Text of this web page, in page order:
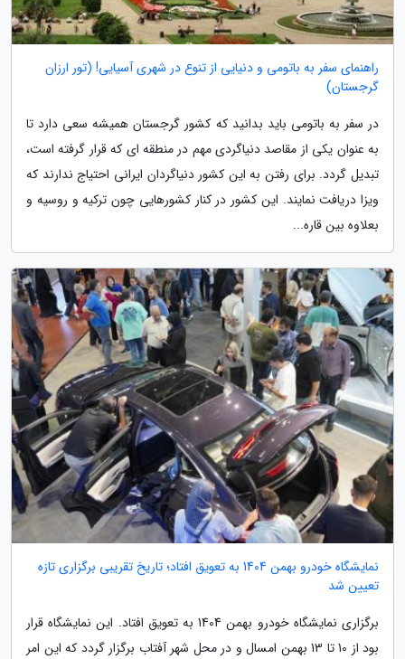
راهنمای سفر به باتومی و دنیایی از تنوع در شهری آسیایی! (تور ارزان
گرجستان)
در سفر به باتومی باید بدانید که کشور گرجستان همیشه سعی دارد تا
به عنوان یکی از مقاصد دنیاگردی مهم در منطقه ای که قرار گرفته است،
تبدیل گردد. برای رفتن به این کشور دنیاگردان ایرانی احتیاج ندارند که
ویزا دریافت نمایند. این کشور در کنار کشورهایی چون ترکیه و روسیه و
بعلاوه بین قاره...
نمایشگاه خودرو بهمن 1404 به تعویق افتاد؛ تاریخ تقریبی برگزاری تازه
تعیین شد
برگزاری نمایشگاه خودرو بهمن 1404 به تعویق افتاد. این نمایشگاه قرار
بود از 10 تا 13 بهمن امسال و در محل شهر آفتاب برگزار گردد که این امر